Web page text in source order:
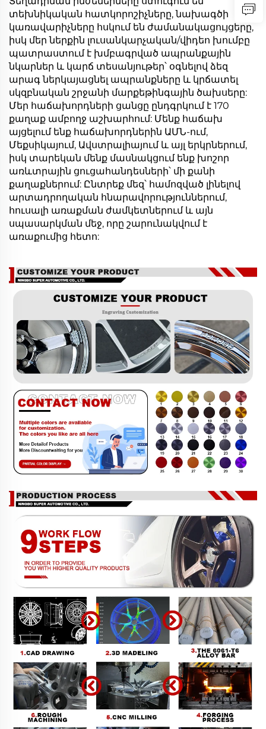
տեխնիկական հատկորոշիչները, նախագծի
կառավարիչները հսկում են ժամանակացույցերը,
իսկ մեր ներքին լուսանկարչական/վիդեո խումբը
պատրաստում է խմբագրված ապրանքային
նկարներ և կարճ տեսանյութեր՝ օգնելով ձեզ
արագ ներկայացնել ապրանքները և կրճատել
սկզբնական շրջանի մարքեթինգային ծախսերը:
Մեր հաճախորդների ցանցը ընդգրկում է 170
քաղաք ամբողջ աշխարհում: Մենք հաճախ
այցելում ենք հաճախորդներին ԱՄՆ-ում,
Մեքսիկայում, Ավստրալիայում և այլ երկրներում,
իսկ տարեկան մենք մասնակցում ենք խոշոր
առևտրային ցուցահանդեսների՝ մի քանի
քաղաքներում: Ընտրեք մեզ՝ համոզված լինելով
արտադրողական հնարավորություններում,
հուսալի առաքման ժամկետներում և այն
սպասարկման մեջ, որը շարունակվում է
առաքումից հետո: